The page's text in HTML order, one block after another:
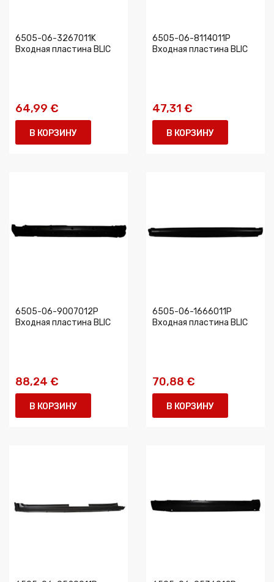
6505-06-3267011K
Входная пластина BLIC
64,99 €
В КОРЗИНУ
6505-06-8114011P
Входная пластина BLIC
47,31 €
В КОРЗИНУ
6505-06-9007012P
Входная пластина BLIC
88,24 €
В КОРЗИНУ
6505-06-1666011P
Входная пластина BLIC
70,88 €
В КОРЗИНУ